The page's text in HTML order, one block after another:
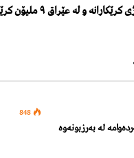
و لە عێراق ٩ ملیۆن کرێکار لەسەر کارن
848
لە بەرزبونەوە